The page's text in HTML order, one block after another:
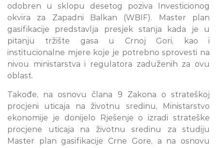
odobren u sklopu desetog poziva Investicionog
okvira za Zapadni Balkan (WBIF). Master plan
gasifikacije predstavlja presjek stanja kada je u
pitanju tržište gasa u Crnoj Gori, kao i
institucionalne mjere koje je potrebno sprovesti na
nivou ministarstva i regulatora zaduženih za ovu
oblast.
Takođe, na osnovu člana 9 Zakona o strateškoj
procjeni uticaja na životnu sredinu, Ministarstvo
ekonomije je donijelo Rješenje o izradi strateške
procjene uticaja na životnu sredinu za studiju
Master plan gasifikacije Crne Gore, a na osnovu